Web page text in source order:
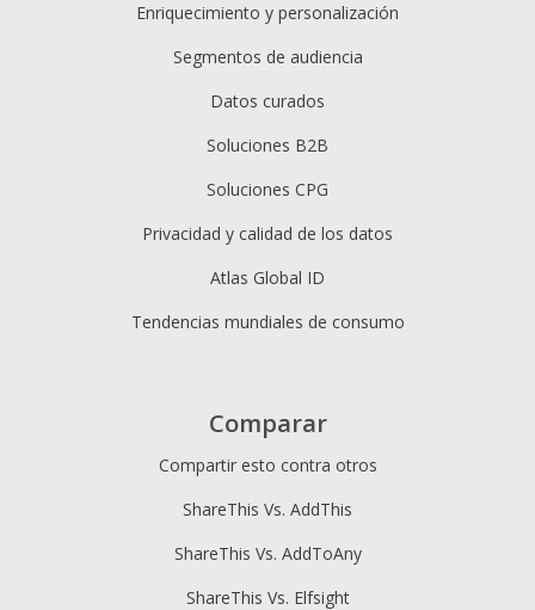
Enriquecimiento y personalización
Segmentos de audiencia
Datos curados
Soluciones B2B
Soluciones CPG
Privacidad y calidad de los datos
Atlas Global ID
Tendencias mundiales de consumo
Comparar
Compartir esto contra otros
ShareThis Vs. AddThis
ShareThis Vs. AddToAny
ShareThis Vs. Elfsight